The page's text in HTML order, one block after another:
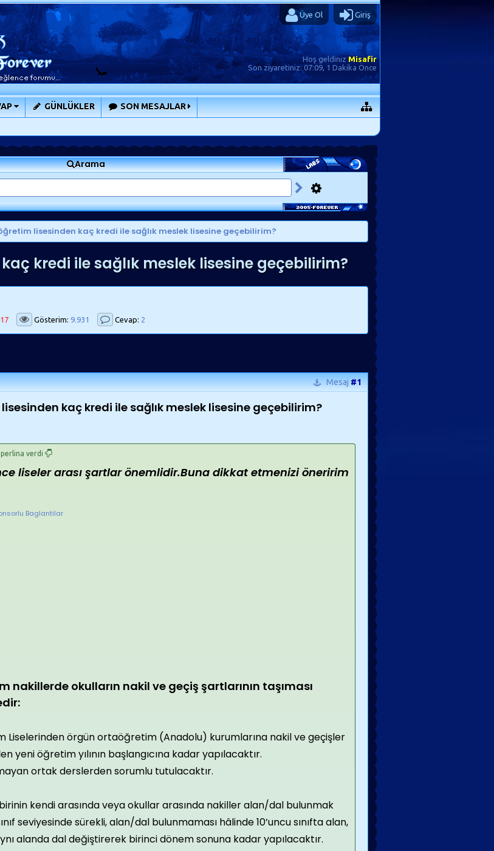
Üye Ol Giriş
Hoş geldiniz Misafir
Son ziyaretiniz:07:09, 1 Dakika Önce
GÜNLÜKLER SON MESAJLAR
Arama
lisesinden kaç kredi ile sağlık meslek lisesine geçebilirim?
kredi ile sağlık meslek lisesine geçebilirim?
Gösterim: 9.931 Cevap: 2
Mesaj#1
kaç kredi ile sağlık meslek lisesine geçebilirim?
perlina verdi
liseler arası şartlar önemlidir.Buna dikkat etmenizi öneririm
Baglantilar
nakillerde okulların nakil ve geçiş şartlarının taşıması
Liselerinden örgün ortaöğretim (Anadolu) kurumlarına nakil ve geçişler
yeni öğretim yılının başlangıcına kadar yapılacaktır.
ortak derslerden sorumlu tutulacaktır.
kendi arasında veya okullar arasında nakiller alan/dal bulunmak
seviyesinde sürekli, alan/dal bulunmaması hâlinde 10’uncu sınıfta alan,
aynı alanda dal değiştirerek birinci dönem sonuna kadar yapılacaktır.